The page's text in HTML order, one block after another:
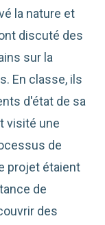
la nature et
discuté des
sur la
En classe, ils
d'état de sa
visité une
de
projet étaient
de
des